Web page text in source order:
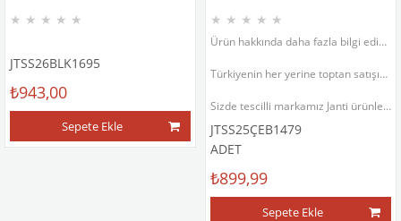
★ ★ ★ ★ ★
JTSS26BLK1695
₺943,00
Sepete Ekle
★ ★ ★ ★ ★
Ürün hakkında daha fazla bilgi edinmek için ürün fotoğrafının sol altında bulunan ürün açıklama bölümünü inceleyiniz.
Türkiyenin her yerine toptan satışımız vardır.
Sizde tescilli markamız Janti ürünlerinin satıcısı veya satış temsilcisi olmak isterseniz bizimle iletişime geçebilirsiniz.
JTSS25ÇEB1479
ADET
₺899,99
Sepete Ekle